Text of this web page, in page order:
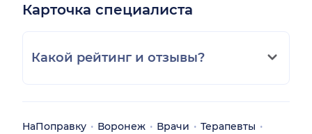
Карточка специалиста
Какой рейтинг и отзывы?
НаПоправку Воронеж Врачи
Терапевты